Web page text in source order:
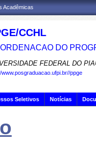
Acadêmicas
CCHL
DO
FEDERAL DO
www.posgraduacao.ufpi.br//ppge
Seletivos Notícias